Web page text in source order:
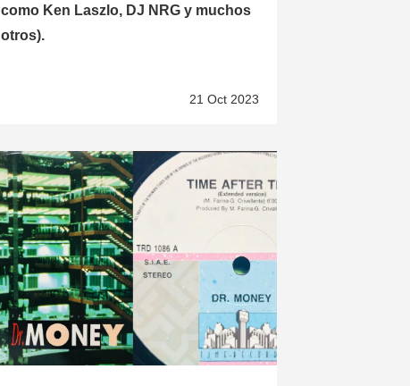
como Ken Laszlo, DJ NRG y muchos
otros).
21 Oct 2023